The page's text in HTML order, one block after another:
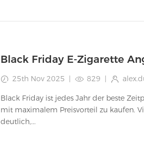
25th Nov 2025 | 829 |
Black Friday ist jedes Jahr der beste
mit maximalem Preisvorteil zu kaufen.
deutlich,...